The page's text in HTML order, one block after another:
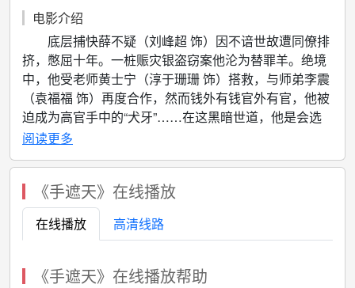
电影介绍
底层捕快薛不疑（刘峰超 饰）因不谙世故遭同僚排
挤，憋屈十年。一桩赈灾银盗窃案他沦为替罪羊。绝境
中，他受老师黄士宁（淳于珊珊 饰）搭救，与师弟李震
（袁福福 饰）再度合作，然而钱外有钱官外有官，他被
迫成为高官手中的“犬牙”……在这黑暗世道，他是会选
择做一只听话的鹰犬，还是挣脱这巨 手成为啄天之鹰？
阅读更多
《手遮天》在线播放
在线播放 高清线路
《手遮天》在线播放帮助